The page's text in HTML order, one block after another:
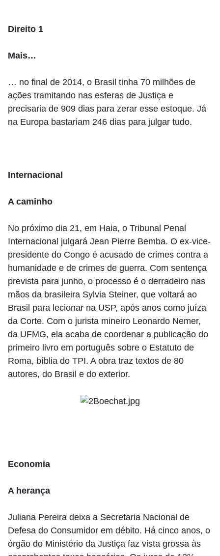
Direito 1
Mais…
… no final de 2014, o Brasil tinha 70 milhões de
ações tramitando nas esferas de Justiça e
precisaria de 909 dias para zerar esse estoque. Já
na Europa bastariam 246 dias para julgar tudo.
Internacional
A caminho
No próximo dia 21, em Haia, o Tribunal Penal
Internacional julgará Jean Pierre Bemba. O ex-vice-
presidente do Congo é acusado de crimes contra a
humanidade e de crimes de guerra. Com sentença
prevista para junho, o processo é o derradeiro nas
mãos da brasileira Sylvia Steiner, que voltará ao
Brasil para lecionar na USP, após anos como juíza
da Corte. Com o jurista mineiro Leonardo Nemer,
da UFMG, ela acaba de coordenar a publicação do
primeiro livro em português sobre o Estatuto de
Roma, bíblia do TPI. A obra traz textos de 80
autores, do Brasil e do exterior.
Economia
A herança
Juliana Pereira deixa a Secretaria Nacional de
Defesa do Consumidor em débito. Há cinco anos, o
órgão do Ministério da Justiça faz vista grossa às